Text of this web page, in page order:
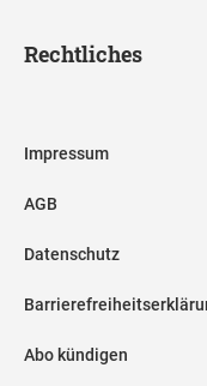
Rechtliches
Impressum
AGB
Datenschutz
Abo kündigen